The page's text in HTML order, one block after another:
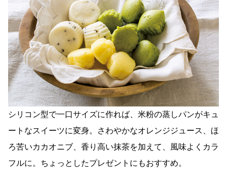
シリコン型で一口サイズに作れば、米粉の蒸しパンがキュ
ートなスイーツに変身。さわやかなオレンジジュース、ほ
ろ苦いカカオニブ、香り高い抹茶を加えて、風味よくカラ
フルに。ちょっとしたプレゼントにもおすすめ。